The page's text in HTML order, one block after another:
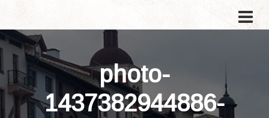
photo-
1437382944886-